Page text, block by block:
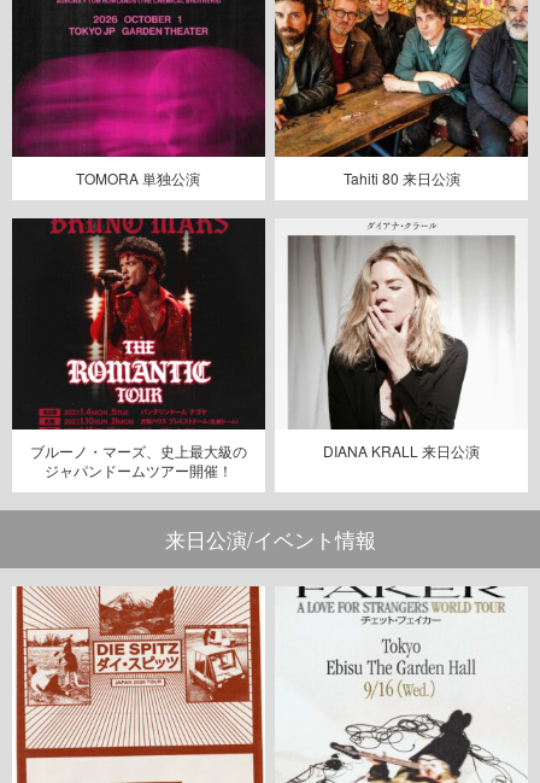
TOMORA 単独公演 Tahiti 80 来日公演
ブルーノ・マーズ、史上最大級の
ジャパンドームツアー開催！
DIANA KRALL 来日公演
来日公演/イベント情報